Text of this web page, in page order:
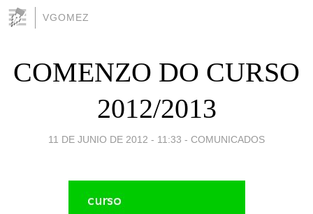
VGOMEZ
COMENZO DO CURSO
2012/2013
11 DE JUNIO DE 2012 - 11:33 - COMUNICADOS